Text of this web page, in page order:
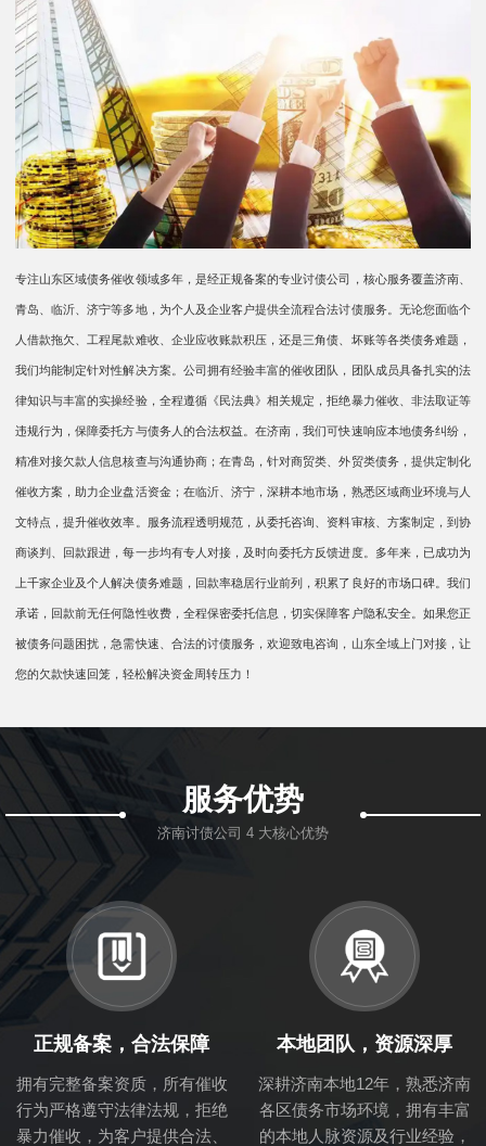
专注山东区域债务催收领域多年，是经正规备案的专业讨债公司，核心服务覆盖济南、
青岛、临沂、济宁等多地，为个人及企业客户提供全流程合法讨债服务。无论您面临个
人借款拖欠、工程尾款难收、企业应收账款积压，还是三角债、坏账等各类债务难题，
我们均能制定针对性解决方案。公司拥有经验丰富的催收团队，团队成员具备扎实的法
律知识与丰富的实操经验，全程遵循《民法典》相关规定，拒绝暴力催收、非法取证等
违规行为，保障委托方与债务人的合法权益。在济南，我们可快速响应本地债务纠纷，
精准对接欠款人信息核查与沟通协商；在青岛，针对商贸类、外贸类债务，提供定制化
催收方案，助力企业盘活资金；在临沂、济宁，深耕本地市场，熟悉区域商业环境与人
文特点，提升催收效率。服务流程透明规范，从委托咨询、资料审核、方案制定，到协
商谈判、回款跟进，每一步均有专人对接，及时向委托方反馈进度。多年来，已成功为
上千家企业及个人解决债务难题，回款率稳居行业前列，积累了良好的市场口碑。我们
承诺，回款前无任何隐性收费，全程保密委托信息，切实保障客户隐私安全。如果您正
被债务问题困扰，急需快速、合法的讨债服务，欢迎致电咨询，山东全域上门对接，让
您的欠款快速回笼，轻松解决资金周转压力！
服务优势
济南讨债公司 4 大核心优势
正规备案，合法保障
拥有完整备案资质，所有催收
行为严格遵守法律法规，拒绝
暴力催收，为客户提供合法、
本地团队，资源深厚
深耕济南本地12年，熟悉济南
各区债务市场环境，拥有丰富
的本地人脉资源及行业经验，